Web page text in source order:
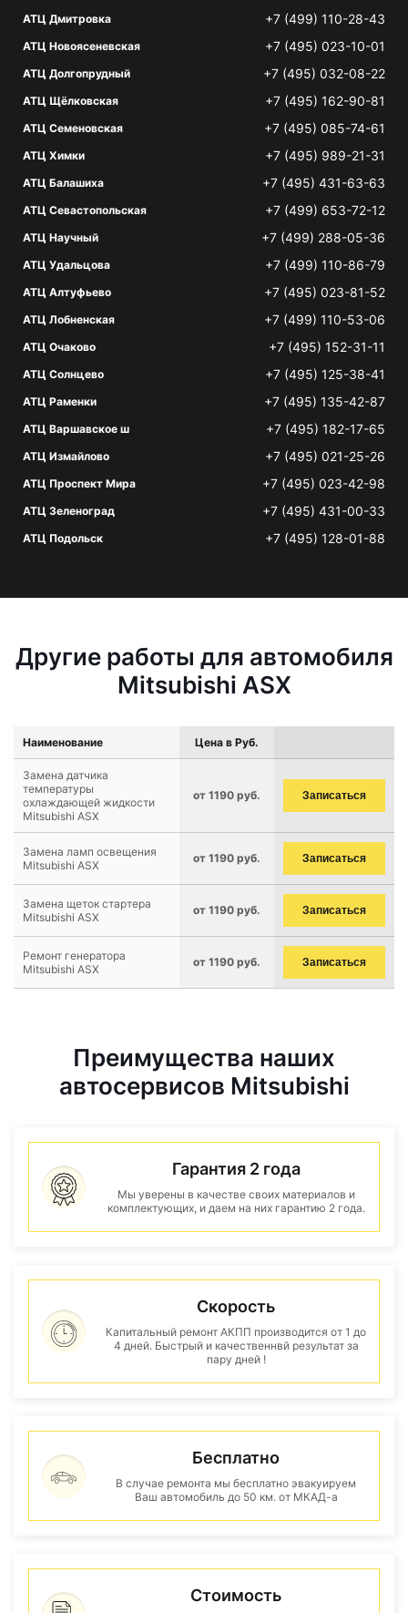
АТЦ Дмитровка +7 (499) 110-28-43
АТЦ Новоясеневская +7 (495) 023-10-01
АТЦ Долгопрудный +7 (495) 032-08-22
АТЦ Щёлковская +7 (495) 162-90-81
АТЦ Семеновская +7 (495) 085-74-61
АТЦ Химки +7 (495) 989-21-31
АТЦ Балашиха +7 (495) 431-63-63
АТЦ Севастопольская +7 (499) 653-72-12
АТЦ Научный +7 (499) 288-05-36
АТЦ Удальцова +7 (499) 110-86-79
АТЦ Алтуфьево +7 (495) 023-81-52
АТЦ Лобненская +7 (499) 110-53-06
АТЦ Очаково +7 (495) 152-31-11
АТЦ Солнцево +7 (495) 125-38-41
АТЦ Раменки +7 (495) 135-42-87
АТЦ Варшавское ш +7 (495) 182-17-65
АТЦ Измайлово +7 (495) 021-25-26
АТЦ Проспект Мира +7 (495) 023-42-98
АТЦ Зеленоград +7 (495) 431-00-33
АТЦ Подольск +7 (495) 128-01-88
Другие работы для автомобиля
Mitsubishi ASX
Наименование Цена в Руб.
Замена датчика
температуры
охлаждающей жидкости
Mitsubishi ASX
от 1190 руб. Записаться
Замена ламп освещения
Mitsubishi ASX
от 1190 руб. Записаться
Замена щеток стартера
Mitsubishi ASX
от 1190 руб. Записаться
Ремонт генератора
Mitsubishi ASX
от 1190 руб. Записаться
Преимущества наших
автосервисов Mitsubishi
Гарантия 2 года
Мы уверены в качестве своих материалов и
комплектующих, и даем на них гарантию 2 года.
Скорость
Капитальный ремонт АКПП производится от 1 до
4 дней. Быстрый и качественнвй результат за
пару дней !
Бесплатно
В случае ремонта мы бесплатно эвакуируем
Ваш автомобиль до 50 км. от МКАД-а
Стоимость